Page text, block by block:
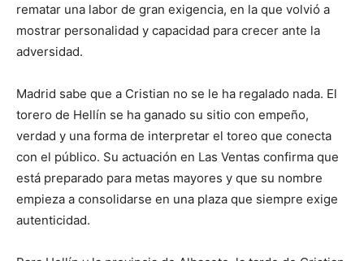
rematar una labor de gran exigencia, en la que volvió a
mostrar personalidad y capacidad para crecer ante la
adversidad.
Madrid sabe que a Cristian no se le ha regalado nada. El
torero de Hellín se ha ganado su sitio con empeño,
verdad y una forma de interpretar el toreo que conecta
con el público. Su actuación en Las Ventas confirma que
está preparado para metas mayores y que su nombre
empieza a consolidarse en una plaza que siempre exige
autenticidad.